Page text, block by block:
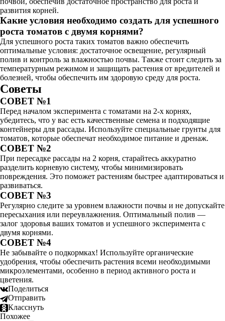
развития корней.
Какие условия необходимо создать для успешного
роста томатов с двумя корнями?
Для успешного роста таких томатов важно обеспечить
оптимальные условия: достаточное освещение, регулярный
полив и контроль за влажностью почвы. Также стоит следить за
температурным режимом и защищать растения от вредителей и
болезней, чтобы обеспечить им здоровую среду для роста.
Советы
СОВЕТ №1
Перед началом эксперимента с томатами на 2-х корнях,
убедитесь, что у вас есть качественные семена и подходящие
контейнеры для рассады. Используйте специальные грунты для
томатов, которые обеспечат необходимое питание и дренаж.
СОВЕТ №2
При пересадке рассады на 2 корня, старайтесь аккуратно
разделить корневую систему, чтобы минимизировать
повреждения. Это поможет растениям быстрее адаптироваться и
развиваться.
СОВЕТ №3
Регулярно следите за уровнем влажности почвы и не допускайте
пересыхания или переувлажнения. Оптимальный полив —
залог здоровья ваших томатов и успешного эксперимента с
двумя корнями.
СОВЕТ №4
Не забывайте о подкормках! Используйте органические
удобрения, чтобы обеспечить растения всеми необходимыми
микроэлементами, особенно в период активного роста и
цветения.
Поделиться
Отправить
Класснуть
Похожее